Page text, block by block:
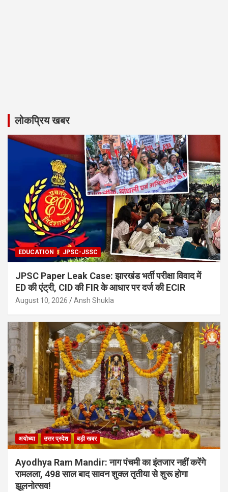
लोकप्रिय खबर
EDUCATION JPSC-JSSC
JPSC Paper Leak Case: झारखंड भर्ती परीक्षा विवाद में
ED की एंट्री, CID की FIR के आधार पर दर्ज की ECIR
August 10, 2026 Ansh Shukla
अयोध्या उत्तर प्रदेश बड़ी खबर
Ayodhya Ram Mandir: नाग पंचमी का इंतजार नहीं करेंगे
रामलला, 498 साल बाद सावन शुक्ल तृतीया से शुरू होगा
झूलनोत्सव!